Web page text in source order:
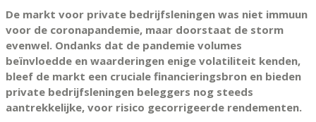
De markt voor private bedrijfsleningen was niet immuun
voor de coronapandemie, maar doorstaat de storm
evenwel. Ondanks dat de pandemie volumes
beïnvloedde en waarderingen enige volatiliteit kenden,
bleef de markt een cruciale financieringsbron en bieden
private bedrijfsleningen beleggers nog steeds
aantrekkelijke, voor risico gecorrigeerde rendementen.